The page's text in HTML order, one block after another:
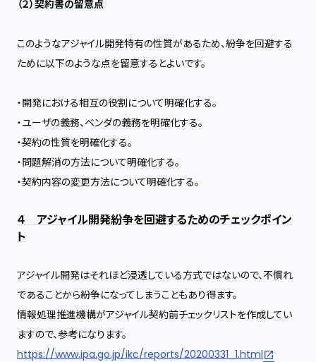
（２）契約書の留意点
このようなアジャイル開発特有の性質があるため、紛争を回避する
ために以下のような点を留意するとよいです。
・開発における相互の役割について明確化する。
・ユーザの義務、ベンダの義務を明確化する。
・契約の性質を明確化する。
・問題解消の方法について明確化する。
・契約内容の変更方法について明確化する。
４ アジャイル開発紛争を回避するためのチェックポイン
ト
アジャイル開発はそれほど浸透している方式ではないので、不慣れ
であることから紛争になってしまうこともあり得ます。
情報処理推進機構がアジャイル契約前チェックリストを作成してい
ますので、参考になります。
https://www.ipa.go.jp/ikc/reports/20200331_1.html